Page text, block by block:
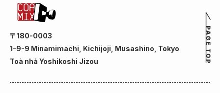
〒180-0003
1-9-9 Minamimachi, Kichijoji, Musashino, Tokyo
Toà nhà Yoshikoshi Jizou